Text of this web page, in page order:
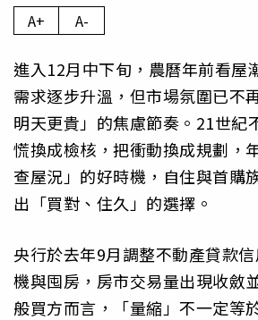
A+ A-
進入12月中下旬，農曆年前看屋
需求逐步升溫，但市場氛圍已不
明天更貴」的焦慮節奏。21世紀
慌換成檢核，把衝動換成規劃，
查屋況」的好時機，自住與首購
出「買對、住久」的選擇。
央行於去年9月調整不動產貸款
機與囤房，房市交易量出現收斂
般買方而言，「量縮」不一定等